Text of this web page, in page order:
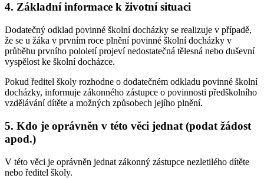
4. Základní informace k životní situaci
Dodatečný odklad povinné školní docházky se realizuje v případě,
že se u žáka v prvním roce plnění povinné školní docházky v
průběhu prvního pololetí projeví nedostatečná tělesná nebo duševní
vyspělost ke školní docházce.
Pokud ředitel školy rozhodne o dodatečném odkladu povinné školní
docházky, informuje zákonného zástupce o povinnosti předškolního
vzdělávání dítěte a možných způsobech jejího plnění.
5. Kdo je oprávněn v této věci jednat (podat žádost
apod.)
V této věci je oprávněn jednat zákonný zástupce nezletilého dítěte
nebo ředitel školy.